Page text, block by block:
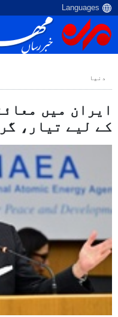
دنیا
ایران میں
کے لیے تیار،